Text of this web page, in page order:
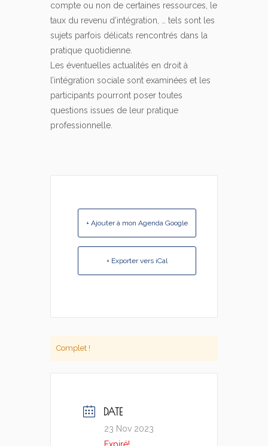
compte ou non de certaines ressources, le
taux du revenu d’intégration, … tels sont les
sujets parfois délicats rencontrés dans la
pratique quotidienne.
Les éventuelles actualités en droit à
l’intégration sociale sont examinées et les
participants pourront poser toutes
questions issues de leur pratique
professionnelle.
+ Ajouter à mon Agenda Google
+ Exporter vers iCal
Complet !
DATE
23 Nov 2023